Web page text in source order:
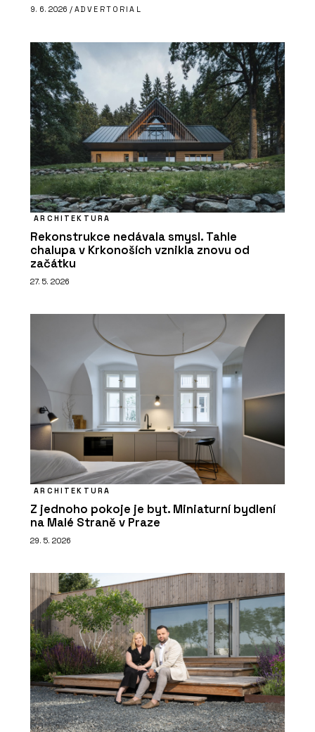
9. 6. 2026 / ADVERTORIAL
ARCHITEKTURA
Rekonstrukce nedávala smysl. Tahle
chalupa v Krkonoších vznikla znovu od
začátku
27. 5. 2026
ARCHITEKTURA
Z jednoho pokoje je byt. Miniaturní bydlení
na Malé Straně v Praze
29. 5. 2026